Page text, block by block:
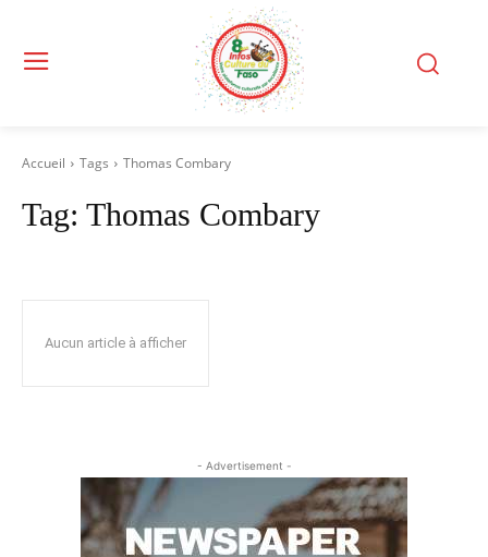
Accueil Tags Thomas Combary
Tag: Thomas Combary
Aucun article à afficher
- Advertisement -